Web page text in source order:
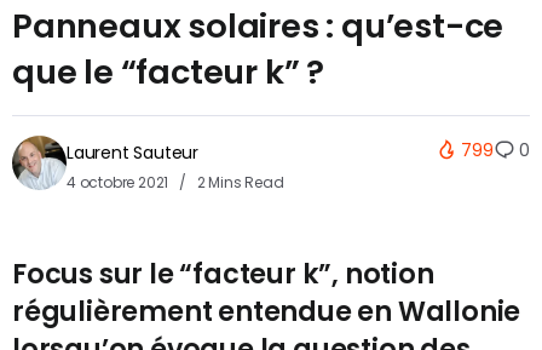
Panneaux solaires : qu’est-ce
que le “facteur k” ?
Laurent Sauteur
4 octobre 2021 2 Mins Read
799 0
Focus sur le “facteur k”, notion
régulièrement entendue en Wallonie